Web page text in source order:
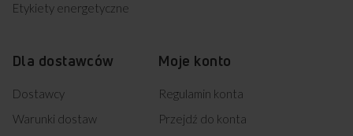
Etykiety energetyczne
Dla dostawców
Dostawcy
Warunki dostaw
Moje konto
Regulamin konta
Przejdź do konta